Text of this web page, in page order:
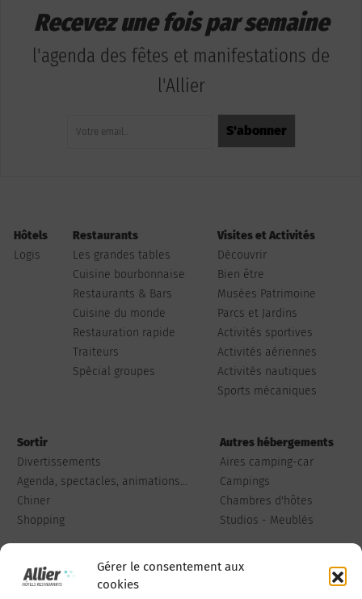
Gérer le consentement aux
cookies
Recevez une fois par semaine
l'agenda des fêtes et manifestations de
l'Allier
Hôtels
Logis
Restaurants
Les grandes tables
Cuisine bourbonnaise
Restaurants & Bars
Cuisine du monde
Restauration rapide
Traiteurs
Spécial groupes
Visites et Activités
Découvrir
Bien être
Musées Patrimoine
Parcs et Jardins
Activités sportives
Activités aériennes
Activités nautiques
Sports mécaniques
Sortir
Divertissements
Agenda, spectacles, animations...
Chiner
Shopping
Autres hébergements
Aires camping-car
Campings
Chambres d'hôtes
Studios - Meublés